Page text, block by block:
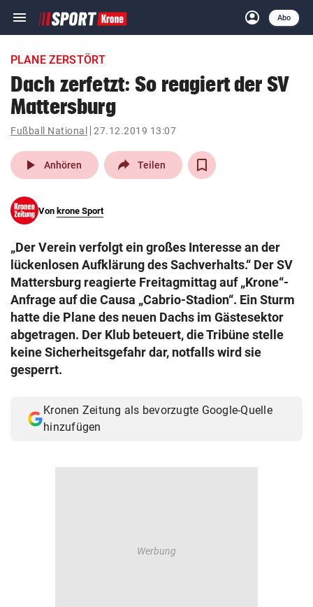
menu Navigation
ein-/ausklappen
account_circle
Anmelden
Abo
close Schließen
account_circle Anmelden
pin_drop
Wien arrow_right
search
eingeben
Muthgasse 2, 1190 Wien
PLANE ZERSTÖRT
Dach zerfetzt: So reagiert der SV
Mattersburg
Fußball National 27.12.2019 13:07
play_arrow Anhören Teilen
Von krone Sport
„Der Verein verfolgt ein großes Interesse an der
lückenlosen Aufklärung des Sachverhalts.“ Der SV
Mattersburg reagierte Freitagmittag auf „Krone“-
Anfrage auf die Causa „Cabrio-Stadion“. Ein Sturm
hatte die Plane des neuen Dachs im Gästesektor
abgetragen. Der Klub beteuert, die Tribüne stelle
keine Sicherheitsgefahr dar, notfalls wird sie
gesperrt.
Kronen Zeitung als bevorzugte Google-Quelle
hinzufügen